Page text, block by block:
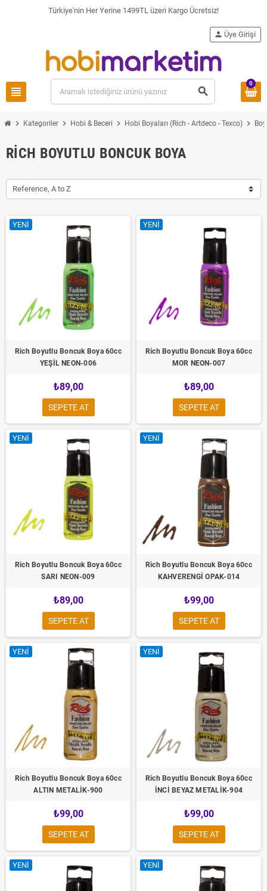
Türkiye'nin Her Yerine 1499TL üzeri Kargo Ücretsiz!
view_headline search
person Üye Girişi
0
chevron_right Kategoriler chevron_right Hobi & Beceri chevron_right Hobi Boyaları (Rich - Artdeco - Texco) chevron_right
RICH BOYUTLU BONCUK BOYA
Reference, A to Z
YENI
Rich Boyutlu Boncuk Boya 60cc
YEŞİL NEON-006
₺89,00
SEPETE AT
YENI
Rich Boyutlu Boncuk Boya 60cc
MOR NEON-007
₺89,00
SEPETE AT
YENI
Rich Boyutlu Boncuk Boya 60cc
SARI NEON-009
₺89,00
SEPETE AT
YENI
Rich Boyutlu Boncuk Boya 60cc
KAHVERENGİ OPAK-014
₺99,00
SEPETE AT
YENI
Rich Boyutlu Boncuk Boya 60cc
ALTIN METALİK-900
₺99,00
SEPETE AT
YENI
Rich Boyutlu Boncuk Boya 60cc
İNCİ BEYAZ METALİK-904
₺99,00
SEPETE AT
YENI YENI